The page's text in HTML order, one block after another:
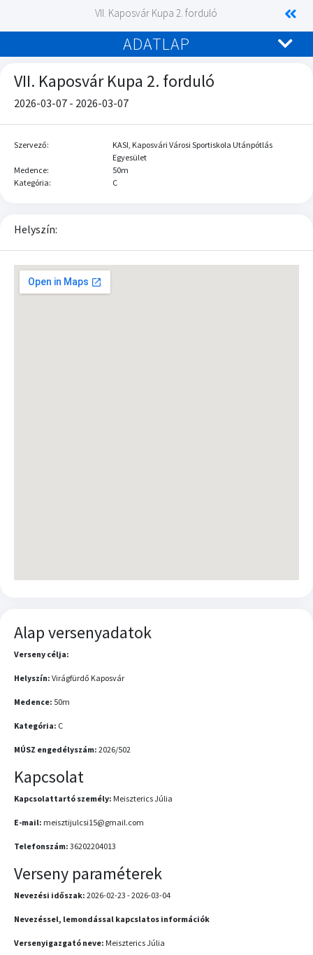
VII. Kaposvár Kupa 2. forduló
ADATLAP
VII. Kaposvár Kupa 2. forduló
2026-03-07 - 2026-03-07
Szervező:
KASI, Kaposvári Városi Sportiskola Utánpótlás
Egyesület
Medence:
50m
Kategória:
C
Helyszín:
Alap versenyadatok
Verseny célja:
Helyszín: Virágfürdő Kaposvár
Medence: 50m
Kategória: C
MÚSZ engedélyszám: 2026/502
Kapcsolat
Kapcsolattartó személy: Meiszterics Júlia
E-mail: meisztijulcsi15@gmail.com
Telefonszám: 36202204013
Verseny paraméterek
Nevezési időszak: 2026-02-23 - 2026-03-04
Nevezéssel, lemondással kapcslatos információk
Versenyigazgató neve: Meiszterics Júlia